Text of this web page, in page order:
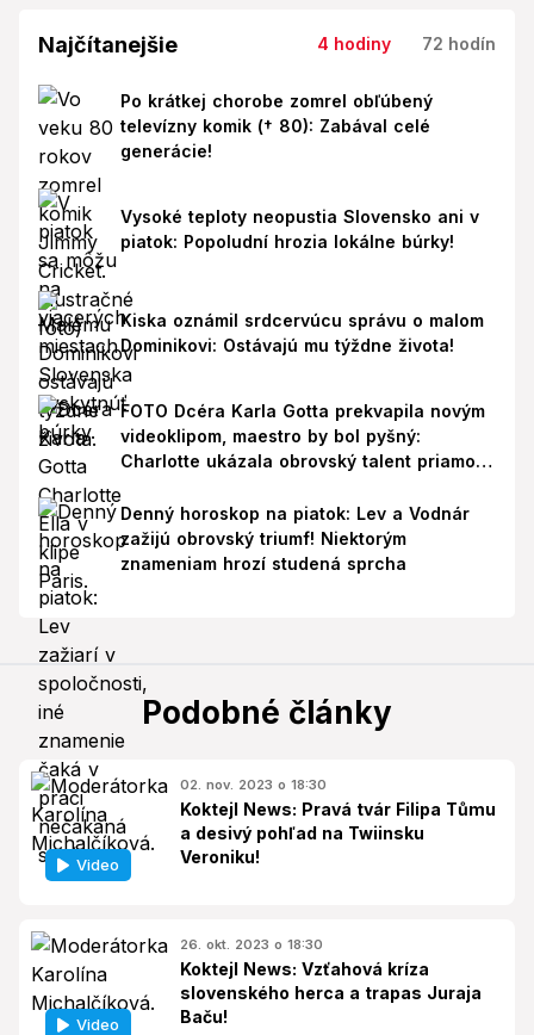
Najčítanejšie 4 hodiny 72 hodín
Po krátkej chorobe zomrel obľúbený
televízny komik († 80): Zabával celé
generácie!
Vysoké teploty neopustia Slovensko ani v
piatok: Popoludní hrozia lokálne búrky!
Kiska oznámil srdcervúcu správu o malom
Dominikovi: Ostávajú mu týždne života!
FOTO Dcéra Karla Gotta prekvapila novým
videoklipom, maestro by bol pyšný:
Charlotte ukázala obrovský talent priamo v
Denný horoskop na piatok: Lev a Vodnár
zažijú obrovský triumf! Niektorým
znameniam hrozí studená sprcha
Podobné články
Video
02. nov. 2023 o 18:30
Koktejl News: Pravá tvár Filipa Tůmu
a desivý pohľad na Twiinsku
Veroniku!
Video
26. okt. 2023 o 18:30
Koktejl News: Vzťahová kríza
slovenského herca a trapas Juraja
Baču!